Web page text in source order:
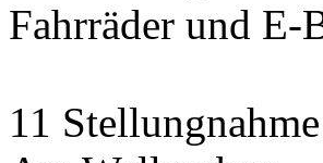
Fahrräder und
11